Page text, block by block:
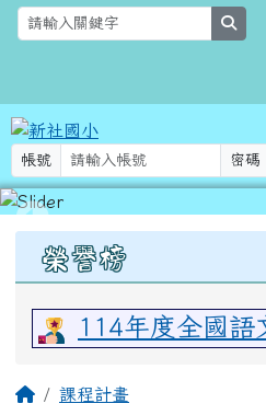
跳至主內容區
新社國小
帳號 密碼
上中區域內容
榮譽榜
114年度全國語
主內容區域
回首頁課程計畫
頁尾區域